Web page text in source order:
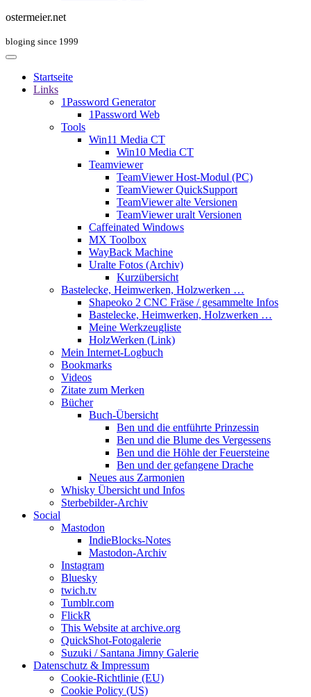
ostermeier.net
bloging since 1999
Startseite
Links
1Password Generator
1Password Web
Tools
Win11 Media CT
Win10 Media CT
Teamviewer
TeamViewer Host-Modul (PC)
TeamViewer QuickSupport
TeamViewer alte Versionen
TeamViewer uralt Versionen
Caffeinated Windows
MX Toolbox
WayBack Machine
Uralte Fotos (Archiv)
Kurzübersicht
Bastelecke, Heimwerken, Holzwerken …
Shapeoko 2 CNC Fräse / gesammelte Infos
Bastelecke, Heimwerken, Holzwerken …
Meine Werkzeugliste
HolzWerken (Link)
Mein Internet-Logbuch
Bookmarks
Videos
Zitate zum Merken
Bücher
Buch-Übersicht
Ben und die entführte Prinzessin
Ben und die Blume des Vergessens
Ben und die Höhle der Feuersteine
Ben und der gefangene Drache
Neues aus Zarmonien
Whisky Übersicht und Infos
Sterbebilder-Archiv
Social
Mastodon
IndieBlocks-Notes
Mastodon-Archiv
Instagram
Bluesky
twich.tv
Tumblr.com
FlickR
This Website at archive.org
QuickShot-Fotogalerie
Suzuki / Santana Jimny Galerie
Datenschutz & Impressum
Cookie-Richtlinie (EU)
Cookie Policy (US)